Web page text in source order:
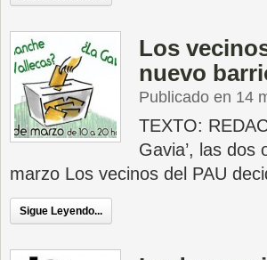
Los
nuevo
Publicado en 14
TEXTO:
Gavia’, las dos
marzo Los vecinos del PAU
Sigue Leyendo...